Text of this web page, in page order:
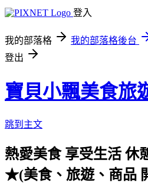
登入
我的部落格 我的部落格後台
登出
寶貝小飄美食旅
跳到主文
熱愛美食 享受生活 休
★(美食、旅遊、商品